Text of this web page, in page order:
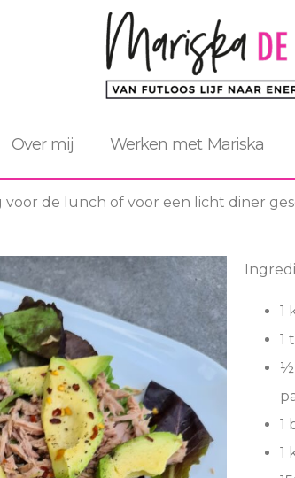
Over mij Werken met Mariska
voor de lunch of voor een licht diner
1
1
½
1
1